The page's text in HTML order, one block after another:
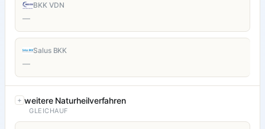
BKK VDN
—
Salus BKK
—
weitere Naturheilverfahren
GLEICHAUF